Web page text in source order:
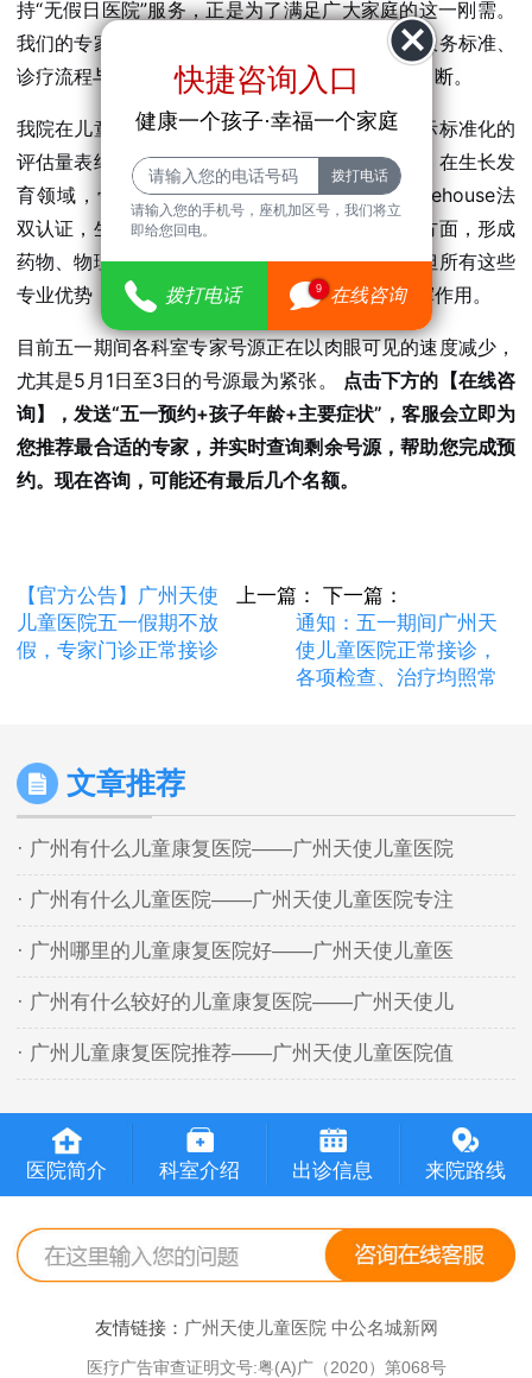
持“无假日医院”服务，正是为了满足广大家庭的这一刚需。
我们的专家团队在假期期间不仅全员在岗，而且服务标准、
诊疗流程与平日完全一致，不降级、不缩水、不中断。
我院在儿童行为发育领域具有显著优势，采用国际标准化的
评估量表结合先进设备进行双重诊断，确诊率高；在生长发
育领域，骨龄评估采用GP图谱法与Tanner-Whitehouse法
双认证，生长潜力预测精准可靠；在抽动症干预方面，形成
药物、物理、心理、家庭四维一体的综合方案。但所有这些
专业优势，都需要您先挂上号、看上专家才能发挥作用。
目前五一期间各科室专家号源正在以肉眼可见的速度减少，
尤其是5月1日至3日的号源最为紧张。
点击下方的【在线咨
询】，发送“五一预约+孩子年龄+主要症状”，客服会立即为
您推荐最合适的专家，并实时查询剩余号源，帮助您完成预
约。现在咨询，可能还有最后几个名额。
上一篇：
【官方公告】广州天使
儿童医院五一假期不放
假，专家门诊正常接诊
下一篇：
通知：五一期间广州天
使儿童医院正常接诊，
各项检查、治疗均照常
文章推荐
· 广州有什么儿童康复医院——广州天使儿童医院
· 广州有什么儿童医院——广州天使儿童医院专注
· 广州哪里的儿童康复医院好——广州天使儿童医
· 广州有什么较好的儿童康复医院——广州天使儿
· 广州儿童康复医院推荐——广州天使儿童医院值
医院简介 科室介绍 出诊信息 来院路线
友情链接： 广州天使儿童医院 中公名城新网
医疗广告审查证明文号:粤(A)广（2020）第068号
快捷咨询入口
健康一个孩子·幸福一个家庭
请输入您的手机号，座机加区号，我们将立
即给您回电。
拨打电话 9 在线咨询